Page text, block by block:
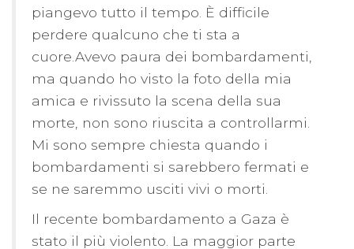
piangevo tutto il tempo. È difficile
perdere qualcuno che ti sta a
cuore.Avevo paura dei bombardamenti,
ma quando ho visto la foto della mia
amica e rivissuto la scena della sua
morte, non sono riuscita a controllarmi.
Mi sono sempre chiesta quando i
bombardamenti si sarebbero fermati e
se ne saremmo usciti vivi o morti.
Il recente bombardamento a Gaza è
stato il più violento. La maggior parte